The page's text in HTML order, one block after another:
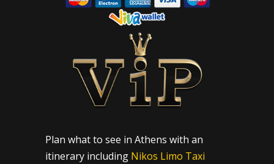
Plan what to see in Athens with an
itinerary including Nikos Limo Taxi